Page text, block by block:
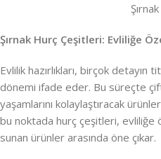
Şırnak Hurç Çeşitleri: Evliliğe
Evlilik hazırlıkları, birçok detayın
dönemi ifade eder. Bu süreçte
yaşamlarını kolaylaştıracak
bu noktada hurç çeşitleri, evliliğe
sunan ürünler arasında öne çıkar.